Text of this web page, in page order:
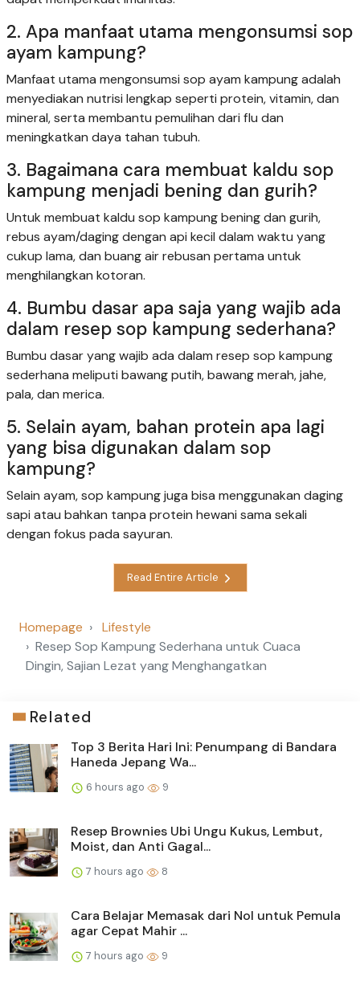
2. Apa manfaat utama mengonsumsi sop
ayam kampung?
Manfaat utama mengonsumsi sop ayam kampung adalah
menyediakan nutrisi lengkap seperti protein, vitamin, dan
mineral, serta membantu pemulihan dari flu dan
meningkatkan daya tahan tubuh.
3. Bagaimana cara membuat kaldu sop
kampung menjadi bening dan gurih?
Untuk membuat kaldu sop kampung bening dan gurih,
rebus ayam/daging dengan api kecil dalam waktu yang
cukup lama, dan buang air rebusan pertama untuk
menghilangkan kotoran.
4. Bumbu dasar apa saja yang wajib ada
dalam resep sop kampung sederhana?
Bumbu dasar yang wajib ada dalam resep sop kampung
sederhana meliputi bawang putih, bawang merah, jahe,
pala, dan merica.
5. Selain ayam, bahan protein apa lagi
yang bisa digunakan dalam sop
kampung?
Selain ayam, sop kampung juga bisa menggunakan daging
sapi atau bahkan tanpa protein hewani sama sekali
dengan fokus pada sayuran.
Read Entire Article
Homepage
Lifestyle
Resep Sop Kampung Sederhana untuk Cuaca
Dingin, Sajian Lezat yang Menghangatkan
Related
Top 3 Berita Hari Ini: Penumpang di Bandara
Haneda Jepang Wa...
6 hours ago 9
Resep Brownies Ubi Ungu Kukus, Lembut,
Moist, dan Anti Gagal...
7 hours ago 8
Cara Belajar Memasak dari Nol untuk Pemula
agar Cepat Mahir ...
7 hours ago 9